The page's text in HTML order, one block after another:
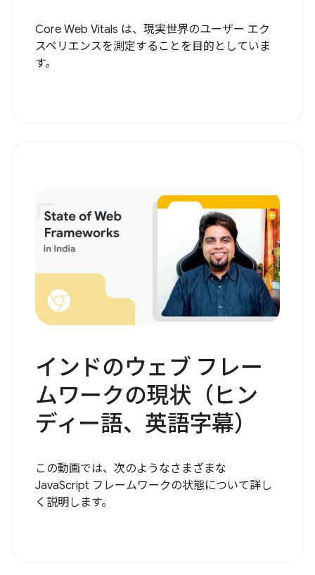
Core Web Vitals は、現実世界のユーザー エク
スペリエンスを測定することを目的としていま
す。
インドのウェブ フレー
ムワークの現状（ヒン
ディー語、英語字幕）
この動画では、次のようなさまざまな
JavaScript フレームワークの状態について詳し
く説明します。